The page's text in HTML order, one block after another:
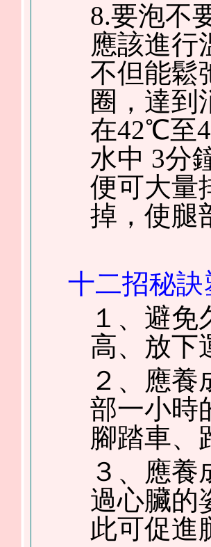
8.要泡不
應該進行
不但能鬆
圈，達到
在42℃至
水中 3分
便可大量
掉，使腿
十二招秘
１、避
高、放下
２、應
部一小時
腳踏車、
３、應
過心臟的
此可促進